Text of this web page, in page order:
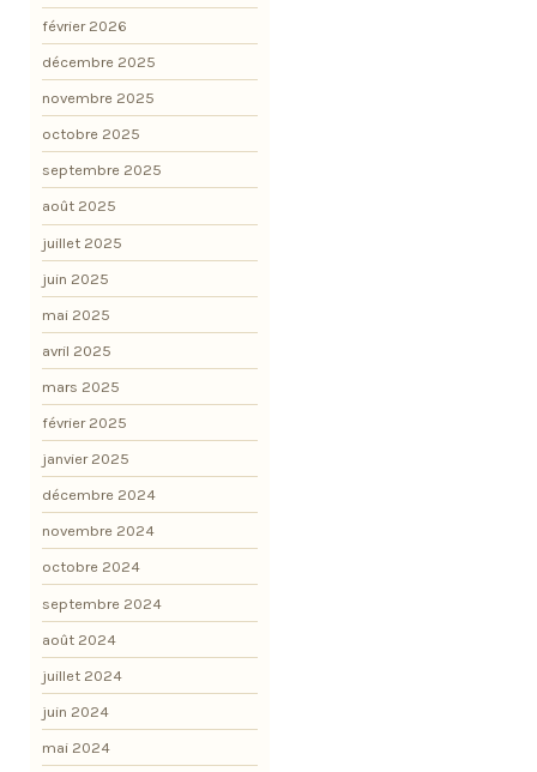
février 2026
décembre 2025
novembre 2025
octobre 2025
septembre 2025
août 2025
juillet 2025
juin 2025
mai 2025
avril 2025
mars 2025
février 2025
janvier 2025
décembre 2024
novembre 2024
octobre 2024
septembre 2024
août 2024
juillet 2024
juin 2024
mai 2024